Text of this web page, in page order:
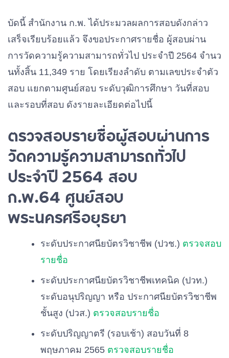
บัดนี้ สํานักงาน ก.พ. ได้ประมวลผลการสอบดังกล่าว
เสร็จเรียบร้อยแล้ว จึงขอประกาศรายชื่อ ผู้สอบผ่าน
การวัดความรู้ความสามารถทั่วไป ประจําปี 2564 จํานว
นทั้งสิ้น 11,349 ราย โดยเรียงลําดับ ตามเลขประจําตัว
สอบ แยกตามศูนย์สอบ ระดับวุฒิการศึกษา วันที่สอบ
และรอบที่สอบ ดังรายละเอียดต่อไปนี้
ตรวจสอบรายชื่อผู้สอบผ่านการ
วัดความรู้ความสามารถทั่วไป
ประจำปี 2564 สอบ
ก.พ.64 ศูนย์สอบ
พระนครศรีอยุธยา
ระดับประกาศนียบัตรวิชาชีพ (ปวช.) ตรวจสอบ
รายชื่อ
ระดับประกาศนียบัตรวิชาชีพเทคนิค (ปวท.)
ระดับอนุปริญญา หรือ ประกาศนียบัตรวิชาชีพ
ชั้นสูง (ปวส.) ตรวจสอบรายชื่อ
ระดับปริญญาตรี (รอบเช้า) สอบวันที่ 8
พฤษภาคม 2565 ตรวจสอบรายชื่อ